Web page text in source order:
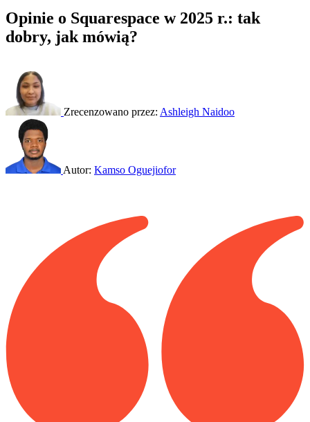
Opinie o Squarespace w 2025 r.: tak
dobry, jak mówią?
Zrecenzowano przez: Ashleigh Naidoo
Autor: Kamso Oguejiofor